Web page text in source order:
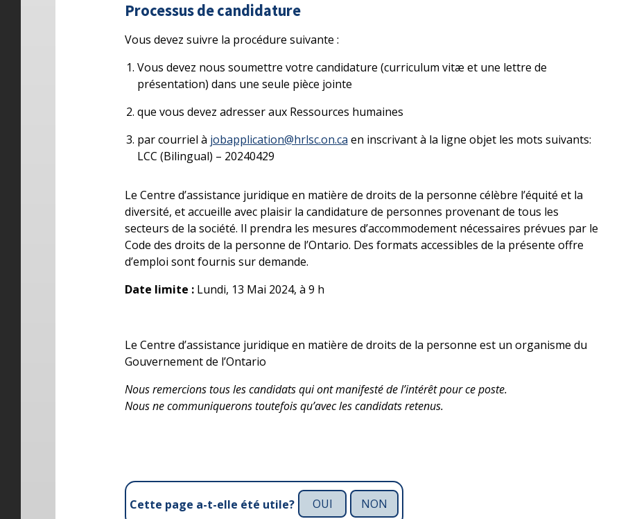
Processus de candidature
Vous devez suivre la procédure suivante :
Vous devez nous soumettre votre candidature (curriculum vitæ et une lettre de
présentation) dans une seule pièce jointe
que vous devez adresser aux Ressources humaines
par courriel à jobapplication@hrlsc.on.ca en inscrivant à la ligne objet les mots suivants:
LCC (Bilingual) – 20240429
Le Centre d’assistance juridique en matière de droits de la personne célèbre l’équité et la
diversité, et accueille avec plaisir la candidature de personnes provenant de tous les
secteurs de la société. Il prendra les mesures d’accommodement nécessaires prévues par le
Code des droits de la personne de l’Ontario. Des formats accessibles de la présente offre
d’emploi sont fournis sur demande.
Date limite : Lundi, 13 Mai 2024, à 9 h
Le Centre d’assistance juridique en matière de droits de la personne est un organisme du
Gouvernement de l’Ontario
Nous remercions tous les candidats qui ont manifesté de l’intérêt pour ce poste.
Nous ne communiquerons toutefois qu’avec les candidats retenus.
Cette page a-t-elle été utile? OUI NON